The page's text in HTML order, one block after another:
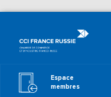
Espace
membres